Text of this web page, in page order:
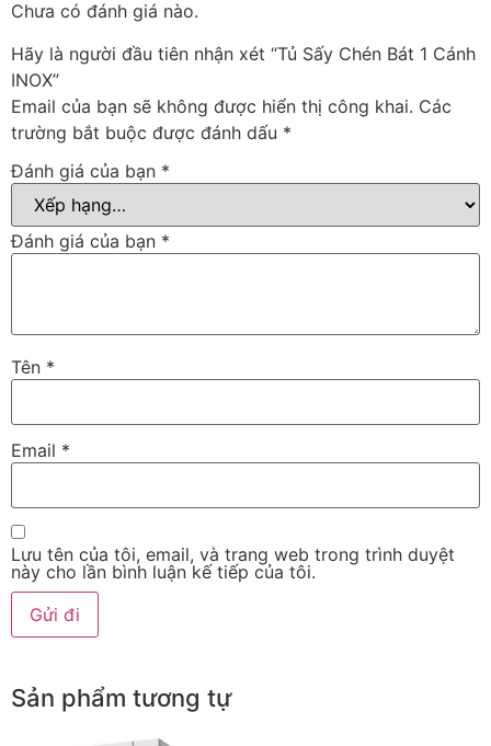
Chưa có đánh giá nào.
Hãy là người đầu tiên nhận xét “Tủ Sấy Chén Bát 1 Cánh
INOX”
Email của bạn sẽ không được hiển thị công khai. Các
trường bắt buộc được đánh dấu *
Đánh giá của bạn *
Đánh giá của bạn *
Tên *
Email *
Lưu tên của tôi, email, và trang web trong trình duyệt
này cho lần bình luận kế tiếp của tôi.
Sản phẩm tương tự